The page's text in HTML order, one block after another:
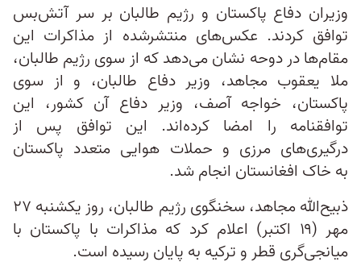
وزیران دفاع پاکستان و رژیم طالبان بر سر آتش‌بس
توافق کردند. عکس‌های منتشرشده از مذاکرات این
مقام‌ها در دوحه نشان می‌دهد که از سوی رژیم طالبان،
ملا یعقوب مجاهد، وزیر دفاع طالبان، و از سوی
پاکستان، خواجه آصف، وزیر دفاع آن کشور، این
توافقنامه را امضا کرده‌اند. این توافق پس از
درگیری‌های مرزی و حملات هوایی متعدد پاکستان
به خاک افغانستان انجام شد.
ذبیح‌الله مجاهد، سخنگوی رژیم طالبان، روز یکشنبه ۲۷
مهر (۱۹ اکتبر) اعلام کرد که مذاکرات با پاکستان با
میانجی‌گری قطر و ترکیه به پایان رسیده است.